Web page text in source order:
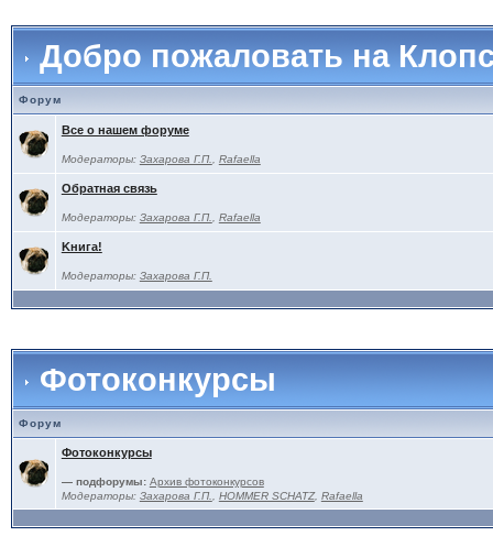
Добро пожаловать на
Форум
Все о нашем форуме
Модераторы: Захарова Г.П. Rafaella
Обратная связь
Модераторы: Захарова Г.П. Rafaella
Kнига!
Модераторы: Захарова Г.П.
Фотоконкурсы
Форум
Фотоконкурсы
— подфорумы: Архив фотоконкурсов
Модераторы: Захарова Г.П. HOMMER SCHATZ, Rafaella